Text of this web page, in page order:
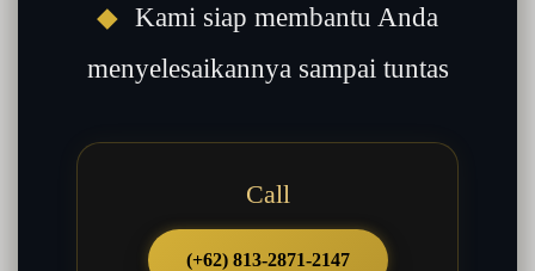
◆ Kami siap membantu Anda
menyelesaikannya sampai tuntas
Call
(+62) 813-2871-2147